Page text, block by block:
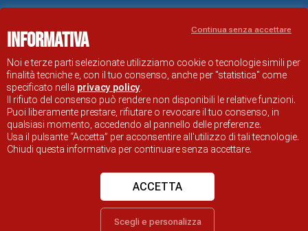
RAVENNA TOURIST INFORMATION OFFICIAL SITE
Informativa
Noi e terze parti selezionate utilizziamo cookie o tecnologie simili per
finalità tecniche e, con il tuo consenso, anche per "statistica" come
specificato nella privacy policy.
Il rifiuto del consenso può rendere non disponibili le relative funzioni.
Puoi liberamente prestare, rifiutare o revocare il tuo consenso, in
qualsiasi momento, accedendo al pannello delle preferenze.
Usa il pulsante “Accetta” per acconsentire all'utilizzo di tali tecnologie.
Chiudi questa informativa per continuare senza accettare.
Scegli e personalizza
ACCETTA
Continua senza accettare